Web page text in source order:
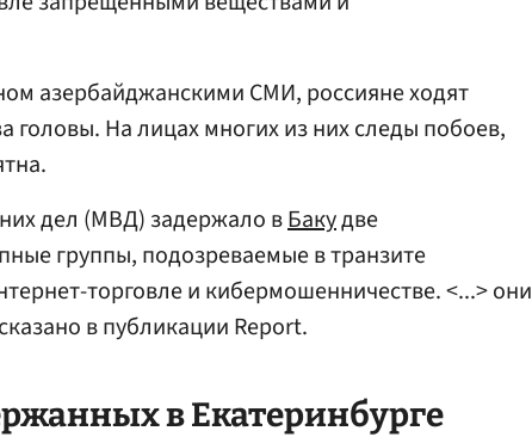
азербайджанскими СМИ, россияне ходят
головы. На лицах многих из них следы побоев,
дел (МВД) задержало вБакудве
группы, подозреваемые в транзите
торговле и кибермошенничестве. <...> они
в публикации Report.
вЕкатеринбурге